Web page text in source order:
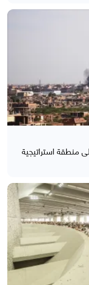
منطقة استراتيجية